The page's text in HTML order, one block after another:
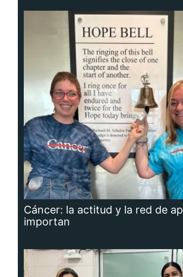
Cáncer: la actitud y la red de
importan